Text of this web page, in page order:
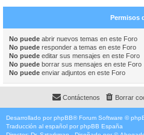
Permisos
No puede abrir nuevos temas en este Foro
No puede responder a temas en este Foro
No puede editar sus mensajes en este Foro
No puede borrar sus mensajes en este Foro
No puede enviar adjuntos en este Foro
Borrar
Contáctenos
Desarrollado por phpBB® Forum Software ©
Traducción al español por phpBB España